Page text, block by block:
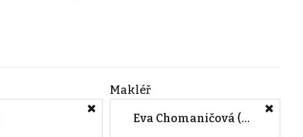
Makléř
Eva Chomaničová (CENTURY 21 4fin Reality Brno, Čechyňská)